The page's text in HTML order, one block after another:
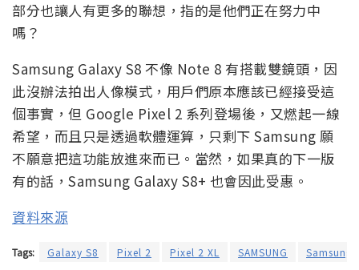
部分也讓人有更多的聯想，指的是他們正在努力中
嗎？
Samsung Galaxy S8 不像 Note 8 有搭載雙鏡頭，因
此沒辦法拍出人像模式，用戶們原本應該已經接受這
個事實，但 Google Pixel 2 系列登場後，又燃起一線
希望，而且只是透過軟體運算，只剩下 Samsung 願
不願意把這功能放進來而已。當然，如果真的下一版
有的話，Samsung Galaxy S8+ 也會因此受惠。
資料來源
Tags: Galaxy S8 Pixel 2 Pixel 2 XL SAMSUNG Samsung